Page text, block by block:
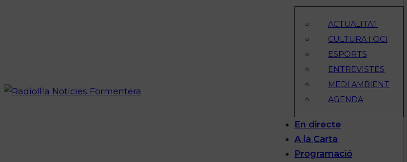
ACTUALITAT
CULTURA I OCI
ESPORTS
ENTREVISTES
MEDI AMBIENT
AGENDA
En directe
A la Carta
Programació